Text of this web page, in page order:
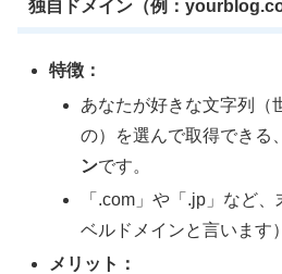
独自ドメイン（例：
特徴：
あなたが好きな文字列（
の）を選んで取得できる、
ンです。
「.com」や「.jp」など
ベルドメインと言います
メリット：